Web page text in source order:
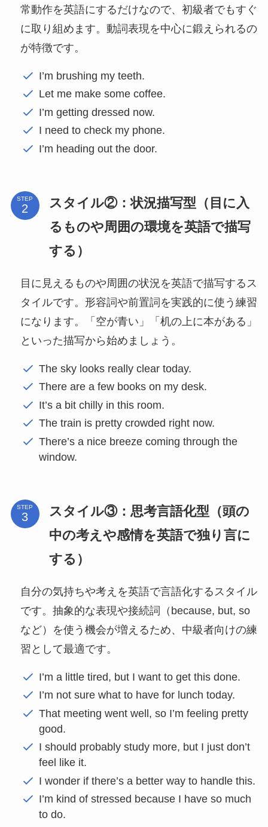
常動作を英語にするだけなので、初級者でもすぐ
に取り組めます。動詞表現を中心に鍛えられるの
が特徴です。
I’m brushing my teeth.
Let me make some coffee.
I’m getting dressed now.
I need to check my phone.
I’m heading out the door.
STEP
スタイル②：状況描写型（目に入
るものや周囲の環境を英語で描写
する）
目に見えるものや周囲の状況を英語で描写するス
タイルです。形容詞や前置詞を実践的に使う練習
になります。「空が青い」「机の上に本がある」
といった描写から始めましょう。
The sky looks really clear today.
There are a few books on my desk.
It’s a bit chilly in this room.
The train is pretty crowded right now.
There’s a nice breeze coming through the
window.
STEP
スタイル③：思考言語化型（頭の
中の考えや感情を英語で独り言に
する）
自分の気持ちや考えを英語で言語化するスタイル
です。抽象的な表現や接続詞（because, but, so
など）を使う機会が増えるため、中級者向けの練
習として最適です。
I’m a little tired, but I want to get this done.
I’m not sure what to have for lunch today.
That meeting went well, so I’m feeling pretty
good.
I should probably study more, but I just don’t
feel like it.
I wonder if there’s a better way to handle this.
I’m kind of stressed because I have so much
to do.